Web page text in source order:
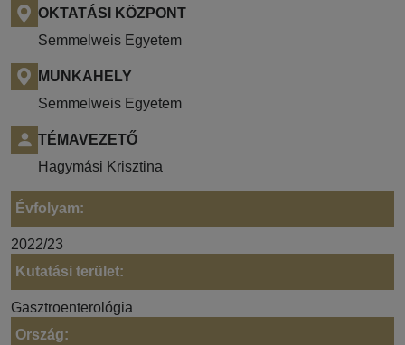
OKTATÁSI KÖZPONT
Semmelweis Egyetem
MUNKAHELY
Semmelweis Egyetem
TÉMAVEZETŐ
Hagymási Krisztina
Évfolyam:
2022/23
Kutatási terület:
Gasztroenterológia
Ország: